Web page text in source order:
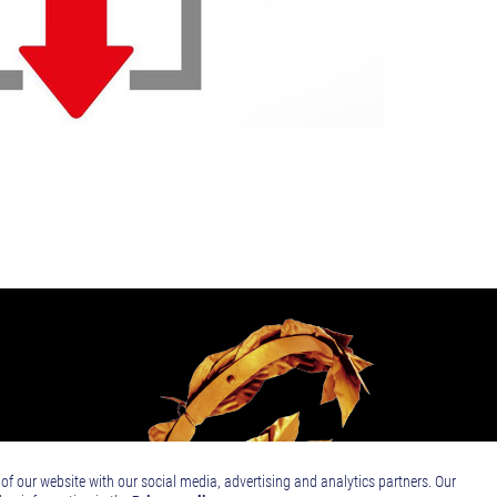
our website with our social media, advertising and analytics partners. Our